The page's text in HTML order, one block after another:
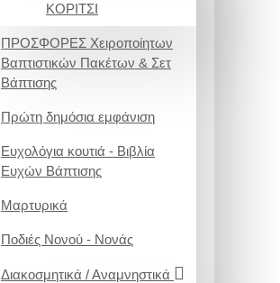
ΚΟΡΙΤΣΙ
ΠΡΟΣΦΟΡΕΣ Χειροποίητων
Βαπτιστικών Πακέτων & Σετ
Βάπτισης
Πρώτη δημόσια εμφάνιση
Ευχολόγια κουτιά - Βιβλία
Ευχών Βάπτισης
Μαρτυρικά
Ποδιές Νονού - Νονάς
Διακοσμητικά / Αναμνηστικά